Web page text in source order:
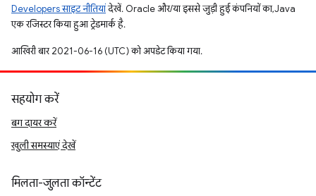
Developers साइट नीतियांदेखें. Oracle और/या इससे जुड़ी हुई कंपनियों का, Java
एक रजिस्टर किया हुआ ट्रेडमार्क है.
आखिरी बार 2021-06-16 (UTC) को अपडेट किया गया.
सहयोग करें
बग दायर करें
खुली समस्याएं देखें
मिलता-जुलता कॉन्टेंट